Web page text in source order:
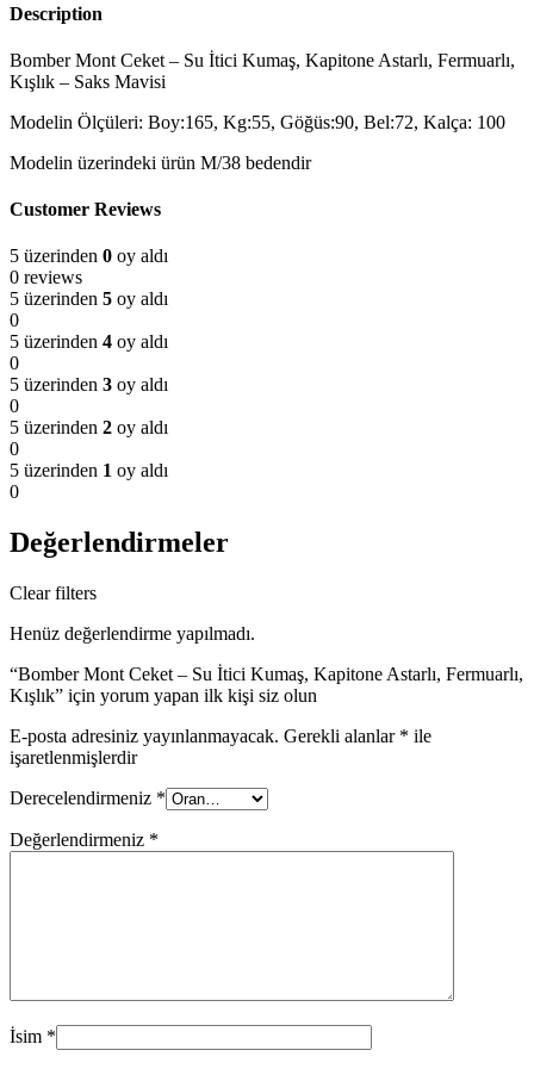
Description
Bomber Mont Ceket – Su İtici Kumaş, Kapitone Astarlı, Fermuarlı,
Kışlık – Saks Mavisi
Modelin Ölçüleri: Boy:165, Kg:55, Göğüs:90, Bel:72, Kalça: 100
Modelin üzerindeki ürün M/38 bedendir
Customer Reviews
5 üzerinden 0 oy aldı
0 reviews
5 üzerinden 5 oy aldı
0
5 üzerinden 4 oy aldı
0
5 üzerinden 3 oy aldı
0
5 üzerinden 2 oy aldı
0
5 üzerinden 1 oy aldı
0
Değerlendirmeler
Clear filters
Henüz değerlendirme yapılmadı.
“Bomber Mont Ceket – Su İtici Kumaş, Kapitone Astarlı, Fermuarlı,
Kışlık” için yorum yapan ilk kişi siz olun
E-posta adresiniz yayınlanmayacak. Gerekli alanlar * ile
işaretlenmişlerdir
Derecelendirmeniz *
Değerlendirmeniz *
İsim *